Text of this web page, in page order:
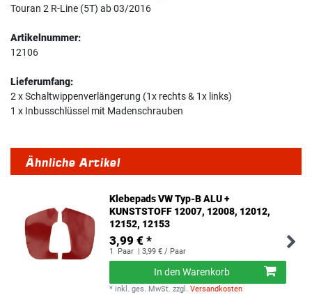
Touran 2 R-Line (5T) ab 03/2016
Artikelnummer:
12106
Lieferumfang:
2 x Schaltwippenverlängerung (1x rechts & 1x links)
1 x Inbusschlüssel mit Madenschrauben
Ähnliche Artikel
Klebepads VW Typ-B ALU +
KUNSTSTOFF 12007, 12008, 12012,
12152, 12153
3,99 € *
1 Paar | 3,99 € / Paar
In den Warenkorb
* inkl. ges. MwSt. zzgl.Versandkosten